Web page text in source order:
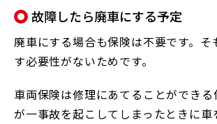
故障したら廃車にする予定
廃車にする場合も保険は不要です。そ
す必要性がないためです。
車両保険は修理にあてることができる
が一事故を起こしてしまったときに車